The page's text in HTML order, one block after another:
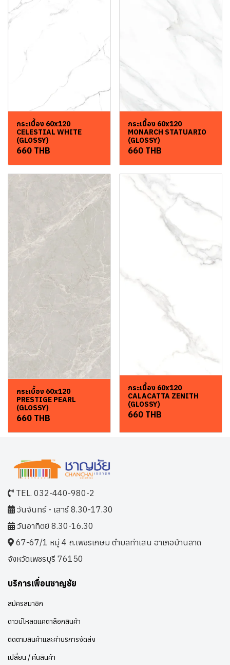
กระเบื้อง 60x120
CELESTIAL WHITE
(GLOSSY)
660 THB
กระเบื้อง 60x120
MONARCH STATUARIO
(GLOSSY)
660 THB
กระเบื้อง 60x120
PRESTIGE PEARL
(GLOSSY)
660 THB
กระเบื้อง 60x120
CALACATTA ZENITH
(GLOSSY)
660 THB
TEL. 032-440-980-2
วันจันทร์ - เสาร์ 8.30-17.30
วันอาทิตย์ 8.30-16.30
67-67/1 หมู่ 4 ถ.เพชรเกษม ตำบลท่าเสน อาเภอบ้านลาด
จังหวัดเพชรบุรี 76150
บริการเพื่อนชาญชัย
สมัครสมาชิก
ดาวน์โหลดแคตาล็อกสินค้า
ติดตามสินค้าและค่าบริการจัดส่ง
เปลี่ยน / คืนสินค้า